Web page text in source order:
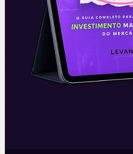
em flagrante determinada
Leia mais
08/07/2021